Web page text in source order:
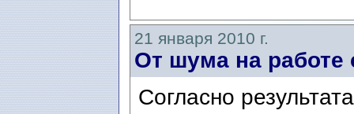
21 января 2010 г.
От шума на работе
Согласно